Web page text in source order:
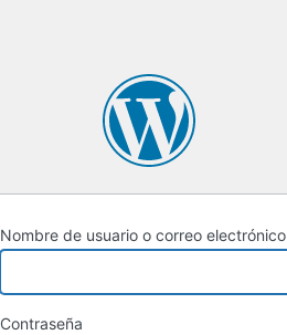
Nombre de usuario o correo electrónico
Contraseña